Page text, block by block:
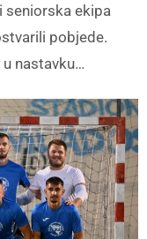
seniorska ekipa
pobjede.
nastavku…